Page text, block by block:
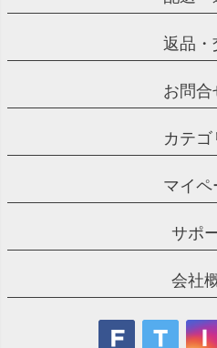
返品・
お問合
カテゴ
マイペ
サポ
会社